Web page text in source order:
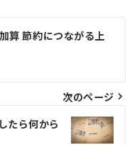
算 節約につながる上
次のページ
たら何から